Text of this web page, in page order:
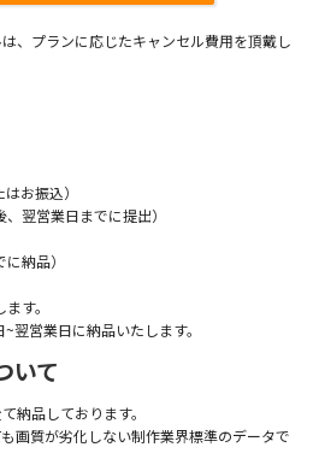
、プランに応じたキャンセル費用を頂戴し
お振込）
翌営業日までに提出）
納品）
す。
営業日に納品いたします。
いて
納品しております。
画質が劣化しない制作業界標準のデータで